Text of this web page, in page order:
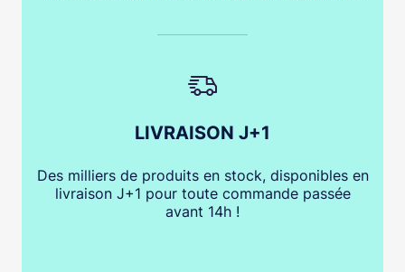
LIVRAISON J+1
Des milliers de produits en stock, disponibles en
livraison J+1 pour toute commande passée
avant 14h !